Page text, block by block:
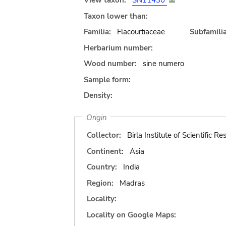
Taxon lower than:
Familia:
Flacourtiaceae
Herbarium number:
Wood number:
sine numero
Sample form:
Density:
Origin
Collector:
Birla Institute of Scientific
Continent:
Asia
Country:
India
Region:
Madras
Locality:
Locality on Google Maps: